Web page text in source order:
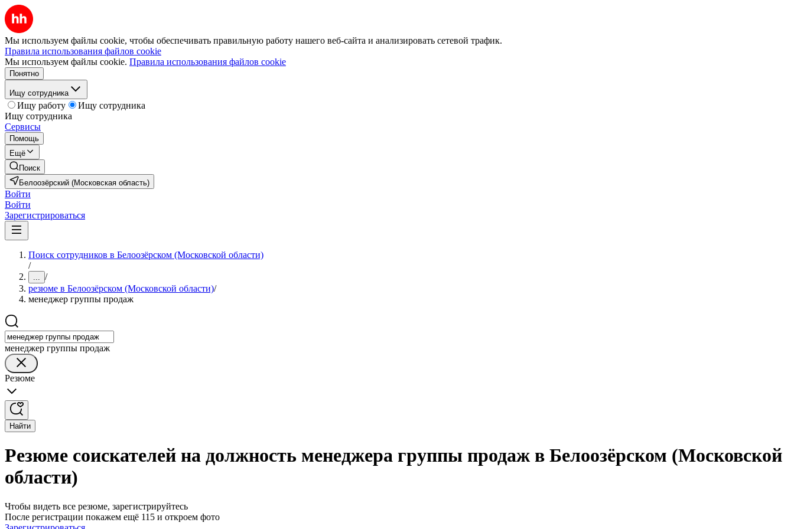
Мы используем файлы cookie, чтобы обеспечивать правильную работу нашего веб-сайта и анализировать сетевой трафик.
Правила использования файлов cookie
Мы используем файлы cookie. Правила использования файлов cookie
Понятно
Ищу сотрудника
Ищу работу
Ищу сотрудника
Ищу сотрудника
Сервисы
Помощь
Ещё
Поиск
Белоозёрский (Московская область)
Войти
Войти
Зарегистрироваться
Поиск сотрудников в Белоозёрском (Московской области)
/
... /
резюме в Белоозёрском (Московской области)/
менеджер группы продаж
менеджер группы продаж
Резюме
Найти
Резюме соискателей на должность менеджера группы продаж в Белоозёрском (Московской
области)
Чтобы видеть все резюме, зарегистрируйтесь
После регистрации покажем ещё 115 и откроем фото